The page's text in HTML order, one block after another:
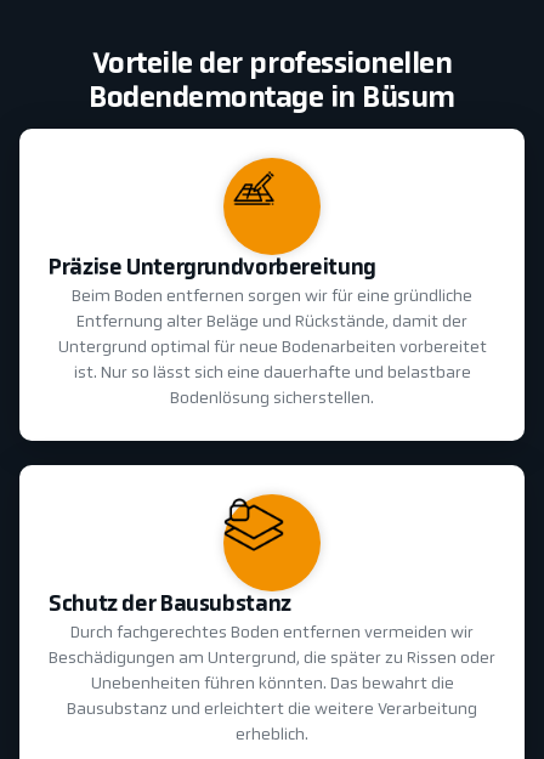
Vorteile der professionellen
Bodendemontage in Büsum
Präzise Untergrundvorbereitung
Beim Boden entfernen sorgen wir für eine gründliche
Entfernung alter Beläge und Rückstände, damit der
Untergrund optimal für neue Bodenarbeiten vorbereitet
ist. Nur so lässt sich eine dauerhafte und belastbare
Bodenlösung sicherstellen.
Schutz der Bausubstanz
Durch fachgerechtes Boden entfernen vermeiden wir
Beschädigungen am Untergrund, die später zu Rissen oder
Unebenheiten führen könnten. Das bewahrt die
Bausubstanz und erleichtert die weitere Verarbeitung
erheblich.